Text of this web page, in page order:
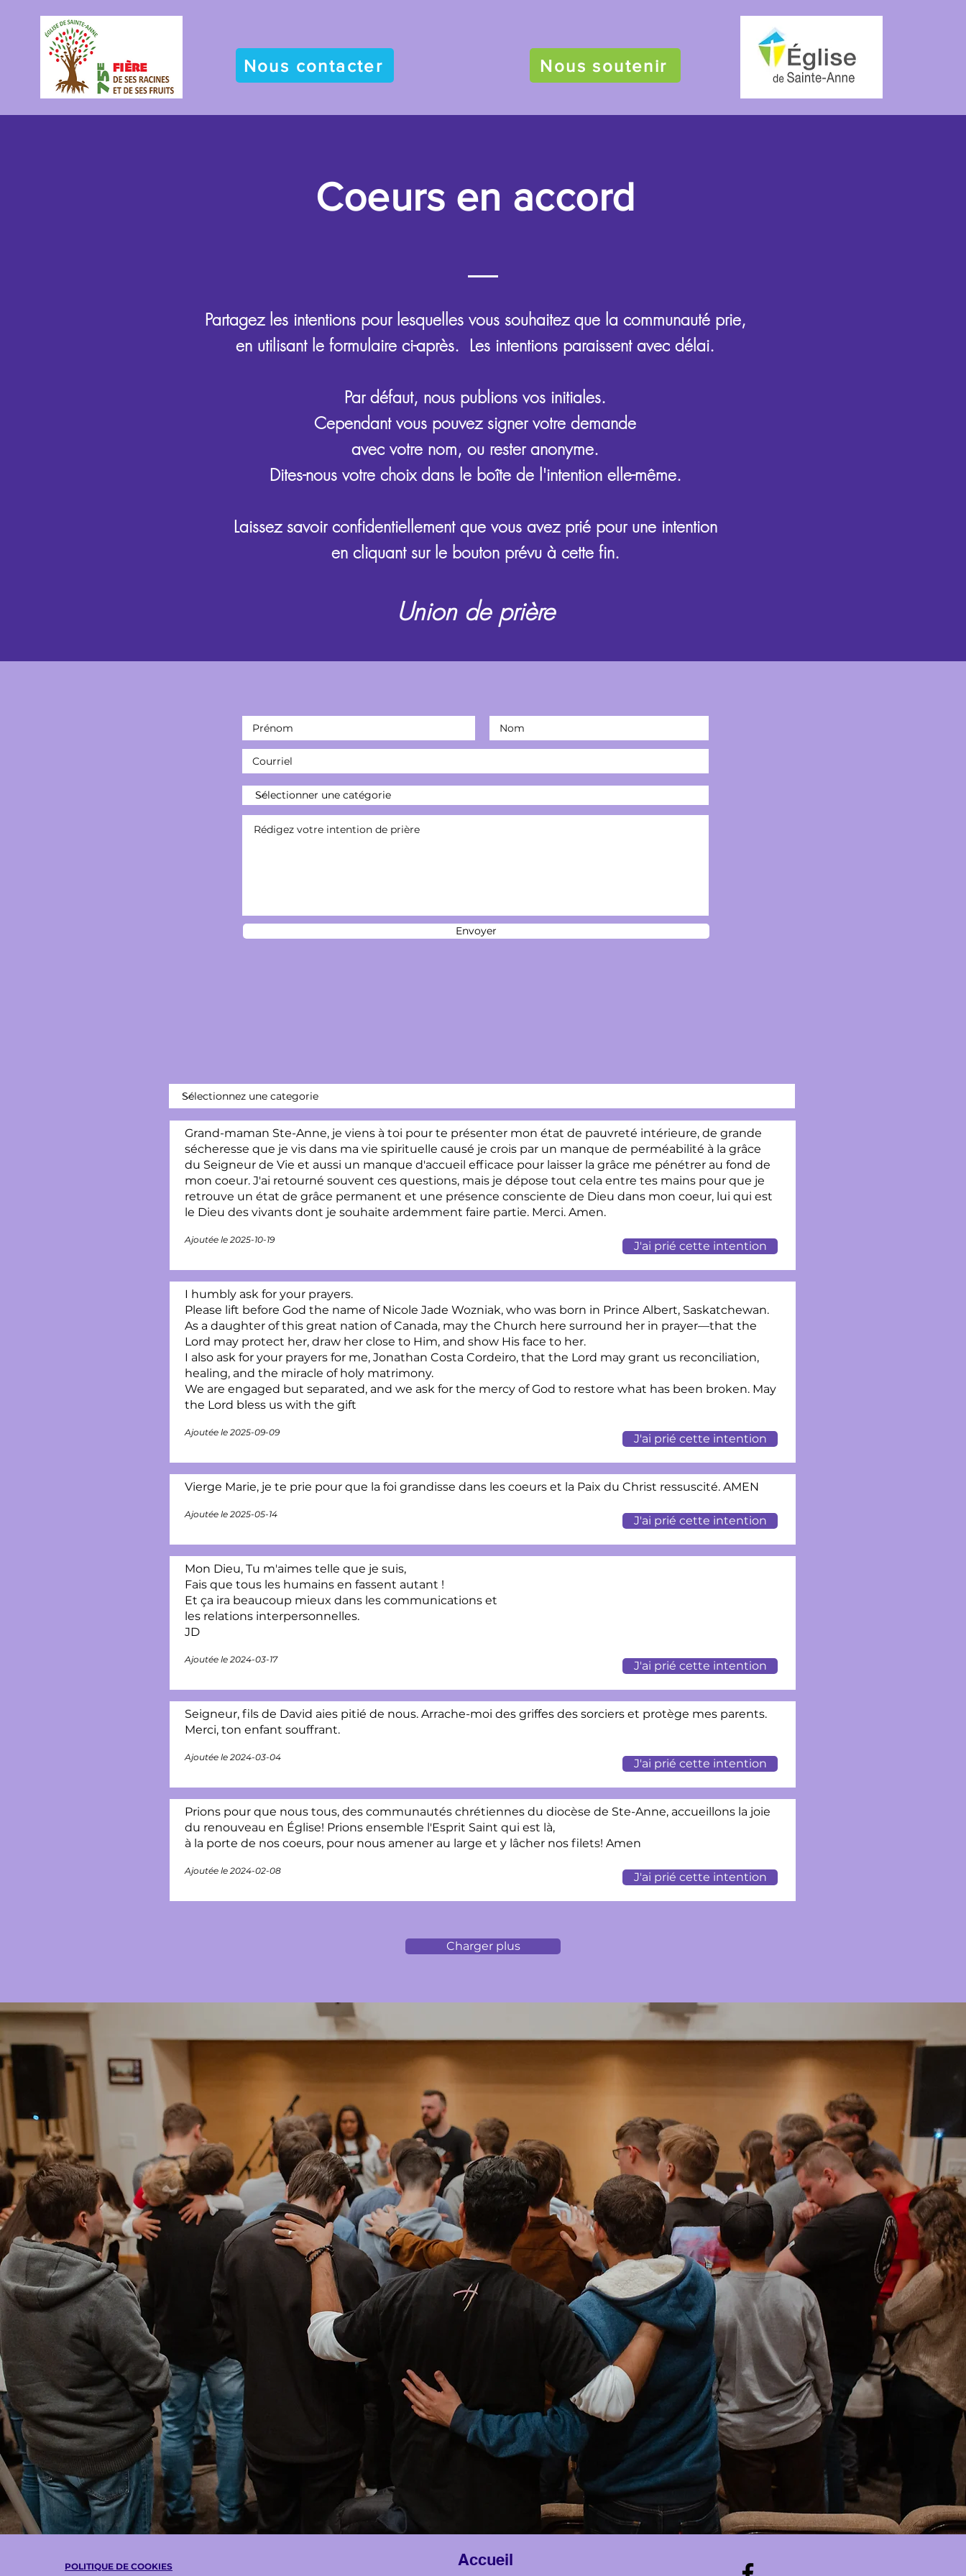
Nous contacter Nous soutenir
Coeurs en accord
Partagez les intentions pour lesquelles vous souhaitez que la communauté prie,
en utilisant le formulaire ci-après. Les intentions paraissent avec délai.
Par défaut, nous publions vos initiales.
Cependant vous pouvez signer votre demande
avec votre nom, ou rester anonyme.
Dites-nous votre choixdans le boîte de l'intention elle-même.
Laissez savoir confidentiellement que vous avez prié pour une intention
en cliquant sur le bouton prévu à cette fin.
Union de prière
Envoyer
Grand-maman Ste-Anne, je viens à toi pour te présenter mon état de pauvreté intérieure, de grande
sécheresse que je vis dans ma vie spirituelle causé je crois par un manque de perméabilité à la grâce
du Seigneur de Vie et aussi un manque d'accueil efficace pour laisser la grâce me pénétrer au fond de
mon coeur. J'ai retourné souvent ces questions, mais je dépose tout cela entre tes mains pour que je
retrouve un état de grâce permanent et une présence consciente de Dieu dans mon coeur, lui qui est
le Dieu des vivants dont je souhaite ardemment faire partie. Merci. Amen.
Ajoutée le 2025-10-19 J'ai prié cette intention
I humbly ask for your prayers.
Please lift before God the name of Nicole Jade Wozniak, who was born in Prince Albert, Saskatchewan.
As a daughter of this great nation of Canada, may the Church here surround her in prayer—that the
Lord may protect her, draw her close to Him, and show His face to her.
I also ask for your prayers for me, Jonathan Costa Cordeiro, that the Lord may grant us reconciliation,
healing, and the miracle of holy matrimony.
We are engaged but separated, and we ask for the mercy of God to restore what has been broken. May
the Lord bless us with the gift
Ajoutée le 2025-09-09 J'ai prié cette intention
Vierge Marie, je te prie pour que la foi grandisse dans les coeurs et la Paix du Christ ressuscité. AMEN
Ajoutée le 2025-05-14 J'ai prié cette intention
Mon Dieu, Tu m'aimes telle que je suis,
Fais que tous les humains en fassent autant !
Et ça ira beaucoup mieux dans les communications et
les relations interpersonnelles.
JD
Ajoutée le 2024-03-17 J'ai prié cette intention
Seigneur, fils de David aies pitié de nous. Arrache-moi des griffes des sorciers et protège mes parents.
Merci, ton enfant souffrant.
Ajoutée le 2024-03-04 J'ai prié cette intention
Prions pour que nous tous, des communautés chrétiennes du diocèse de Ste-Anne, accueillons la joie
du renouveau en Église! Prions ensemble l'Esprit Saint qui est là,
à la porte de nos coeurs, pour nous amener au large et y lâcher nos filets! Amen
Ajoutée le 2024-02-08 J'ai prié cette intention
Charger plus
POLITIQUE DE COOKIES Accueil